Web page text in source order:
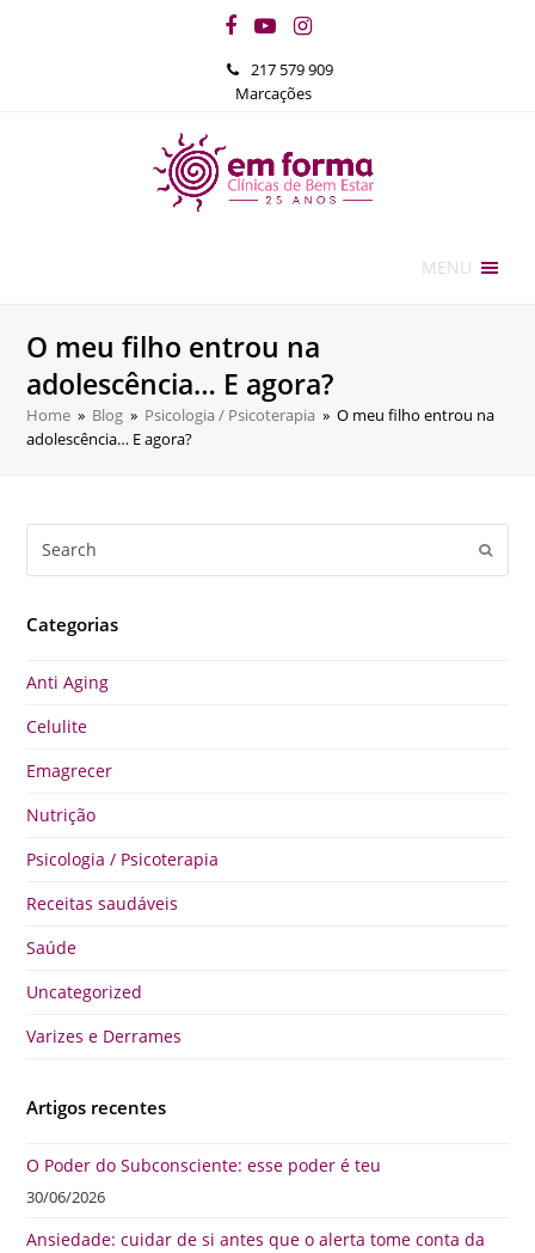
Facebook
YouTubeInstagram
217 579 909
Marcações
MENU
O meu filho entrou na
adolescência… E agora?
Home » Blog » Psicologia / Psicoterapia » O meu filho entrou na
adolescência… E agora?
Categorias
Anti Aging
Celulite
Emagrecer
Nutrição
Psicologia / Psicoterapia
Receitas saudáveis
Saúde
Uncategorized
Varizes e Derrames
Artigos recentes
O Poder do Subconsciente: esse poder é teu
30/06/2026
Ansiedade: cuidar de si antes que o alerta tome conta da